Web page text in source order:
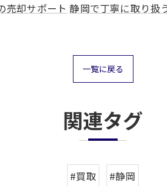
売却サポート 静岡で丁寧に取り扱
一覧に戻る
関連タグ
#買取 #静岡